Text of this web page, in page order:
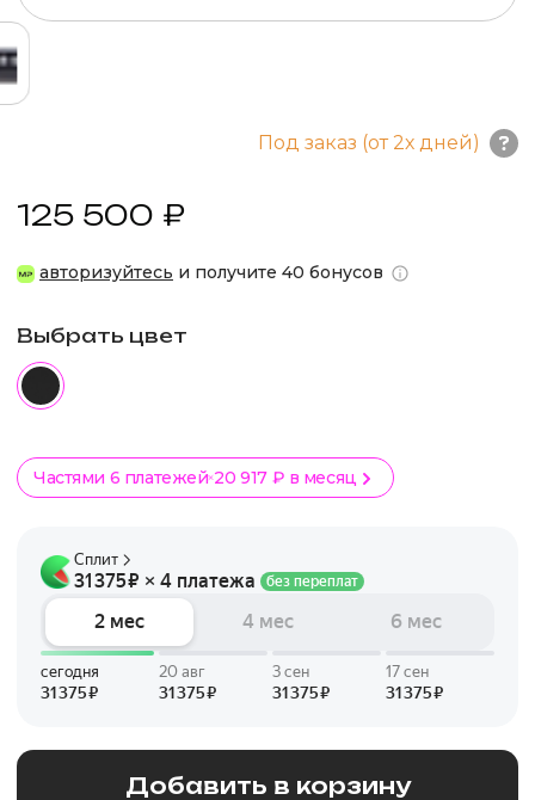
Под заказ (от 2х дней)
125 500 ₽
авторизуйтесь и получите 40 бонусов
Выбрать цвет
Частями 6 платежей 20 917 ₽ в месяц
Добавить в корзину